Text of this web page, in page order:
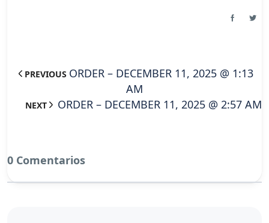
PREVIOUS ORDER – DECEMBER 11, 2025 @ 1:13
AM
NEXT ORDER – DECEMBER 11, 2025 @ 2:57 AM
0 Comentarios